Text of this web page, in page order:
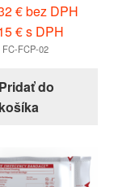
€bez DPH
€s DPH
FCP-02
Pridať do
košíka